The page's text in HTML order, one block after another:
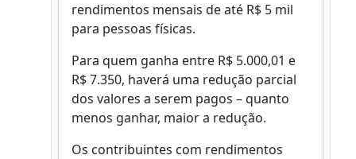
rendimentos mensais de até R$ 5 mil
para pessoas físicas.
Para quem ganha entre R$ 5.000,01 e
R$ 7.350, haverá uma redução parcial
dos valores a serem pagos – quanto
menos ganhar, maior a redução.
Os contribuintes com rendimentos